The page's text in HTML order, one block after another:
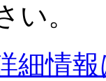
い。
細情